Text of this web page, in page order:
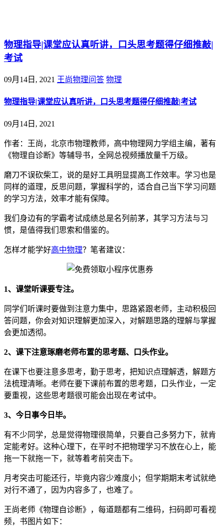
物理指导|课堂应认真听讲，口头思考题得仔细推敲|
考试
09月14日, 2021 王尚物理问答 物理
物理指导|课堂应认真听讲，口头思考题得仔细推敲|考试
09月14日, 2021
作者：王尚，北京市物理教师，高中物理网力学组主编，著有
《物理自诊断》等辅导书，全网总视频播放量千万级。
磨刀不误砍柴工，说的是好工具明显提高工作效率。学习也是
同样的道理，反思问题，掌握科学的，适合自己当下学习问题
的学习方法，效率才能有保障。
我们身边有的学霸考试成绩总是名列前茅，其学习方法与习
惯，是值得我们思索和借鉴的。
怎样才能学好高中物理？笔者建议：
1、课堂听课要专注。
同学们听课时要做到注意力集中，思路紧跟老师，主动积极回
答问题，你会对知识理解更加深入，对解题思路的理解与掌握
会更加透彻。
2、课下注意琢磨老师布置的思考题、口头作业。
在课下也要注意多思考，勤于思考，把知识点理解透，解题方
法梳理清晰。老师在要下课前布置的思考题，口头作业，一定
要重视，这些思考题很可能会出现在考试中。
3、今日事今日毕。
有不少同学，总是觉得物理很简单，只要自己多努力下，就肯
定能考好。这种心理下，在平时不把物理学习不放在心上，能
拖一下就拖一下，就等着考前突击下。
月考突击可能还行，毕竟内容少难度小；但学期期末考试就绝
对行不通了，因为内容多了，也难了。
王尚老师《物理自诊断》，每道题都有二维码，扫码即可看视
频，书图片如下：